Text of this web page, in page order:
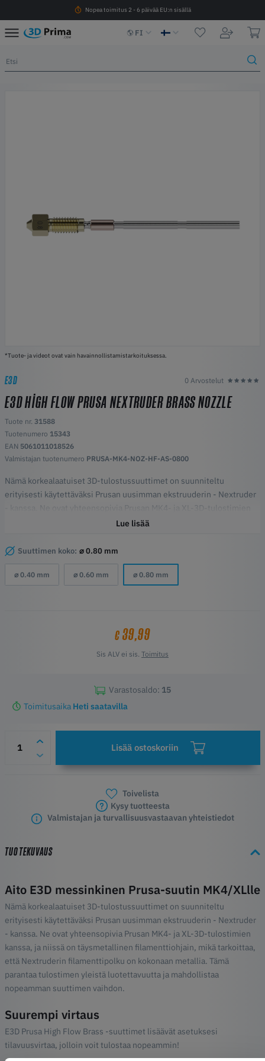
Nopea toimitus 2 - 6 päivää EU:n sisällä
FI
*Tuote- ja videot ovat vain havainnollistamistarkoituksessa.
E3D 0 Arvostelut
E3D HIGH FLOW PRUSA NEXTRUDER BRASS NOZZLE
Tuote nr. 31588
Tuotenumero 15343
EAN 5061011018526
Valmistajan tuotenumero PRUSA-MK4-NOZ-HF-AS-0800
Nämä korkealaatuiset 3D-tulostussuuttimet on suunniteltu
erityisesti käytettäväksi Prusan uusimman ekstruuderin - Nextruder
- kanssa. Ne ovat yhteensopivia Prusan MK4- ja XL-3D-tulostimien
kanssa, ja niissä on täysmetallinen filamenttiohjain, mikä tarkoittaa,
parantaa tulostimen yleistä luotettavuutta ja mahdollistaa
nopeamman suuttimen vaihdon.
Highligts
Lue lisää
Suuttimen koko: ⌀ 0.80 mm
⌀ 0.40 mm ⌀ 0.60 mm ⌀ 0.80 mm
€39,99
Sis ALV ei sis. Toimitus
Varastosaldo: 15
Toimitusaika Heti saatavilla
Lisää ostoskoriin
Toivelista
Kysy tuotteesta
Valmistajan ja turvallisuusvastaavan yhteistiedot
TUOTEKUVAUS
Aito E3D messinkinen Prusa-suutin MK4/XLlle
Nämä korkealaatuiset 3D-tulostussuuttimet on suunniteltu
erityisesti käytettäväksi Prusan uusimman ekstruuderin - Nextruder
- kanssa. Ne ovat yhteensopivia Prusan MK4- ja XL-3D-tulostimien
kanssa, ja niissä on täysmetallinen filamenttiohjain, mikä tarkoittaa,
että Nextruderin filamenttipolku on kokonaan metallia. Tämä
parantaa tulostimen yleistä luotettavuutta ja mahdollistaa
nopeamman suuttimen vaihdon.
Suurempi virtaus
E3D Prusa High Flow Brass -suuttimet lisäävät asetuksesi
tilavuusvirtaa, jolloin voit tulostaa nopeammin!